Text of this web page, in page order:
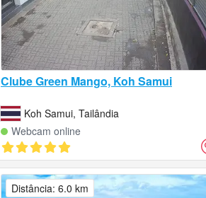
Clube Green Mango, Koh Samui
Koh Samui, Tailândia
Webcam online
Distância: 6.0 km